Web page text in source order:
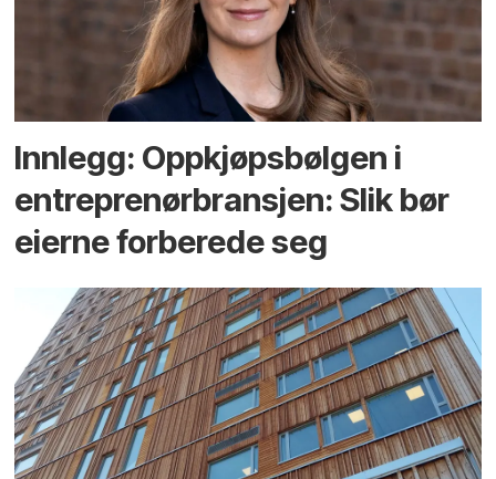
Innlegg: Oppkjøps­bølgen i
entreprenør­bransjen: Slik bør
eierne forberede seg